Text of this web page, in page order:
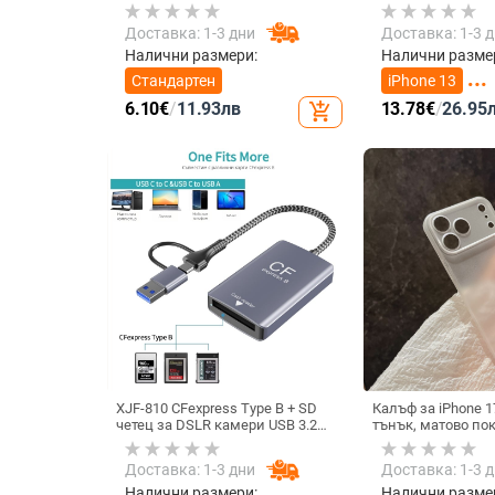
– едно към две, съвместим с
4.0-12.3, марка Rising Sun
Доставка: 1-3 дни
Налични размери:
Стандартен
6.10€/11.93лв add_shopping_cart
карикатурен
Stitch, защита
за iPhone 11–17
Доставка: 1-3
Налични
iPhone 13
iPhone 17 Pro
13.78€/26.95
XJF-810 CFexpress Type B + SD
четец за DSLR камери USB 3.2
Gen 2
Доставка: 1-3 дни
Калъф за iPhone
тънък, матово
на обектива,
Доставка: 1-3